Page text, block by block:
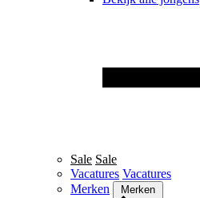
Sale Sale
Vacatures Vacatures
Merken
Merken